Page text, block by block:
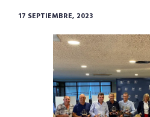
17 SEPTIEMBRE, 2023